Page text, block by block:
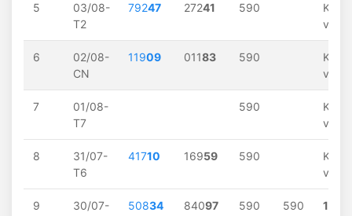
5
03/08-
T2
79247 27241 590
về
6
02/08-
CN
11909 01183 590
về
7
01/08-
T7
590
về
8
31/07-
T6
41710 16959 590
về
9
30/07-
50834 84097 590 590 1